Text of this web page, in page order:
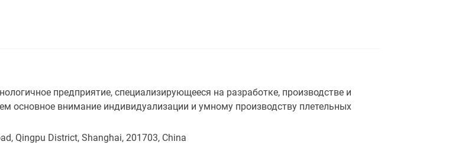
предприятие, специализирующееся на разработке, производстве и
основное внимание индивидуализации и умному производству плетельных
Qingpu District, Shanghai, 201703, China